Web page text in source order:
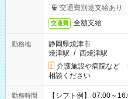
交通費別途支給あり
交通費 全額支給
勤務地
静岡県焼津市
焼津駅 / 西焼津駅
介護施設や病院など
相談ください
勤務時間
【シフト例】 07:00～